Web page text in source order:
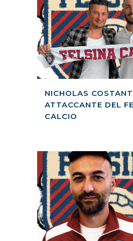
NICHOLAS
ATTACCANTE DEL
CALCIO